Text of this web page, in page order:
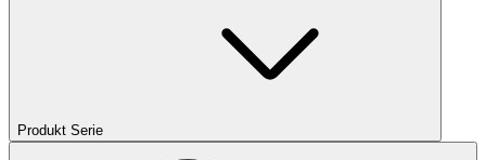
Produkt Serie